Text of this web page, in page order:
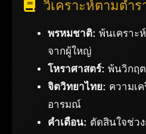
วิเคราะห์ตามตำ
พรหมชาติ: พ้นเคราะ
จากผู้ใหญ่
โหราศาสตร์: พ้นวิกฤ
จิตวิทยาไทย: ความเ
อารมณ์
คำเตือน: ตัดสินใจช่ว